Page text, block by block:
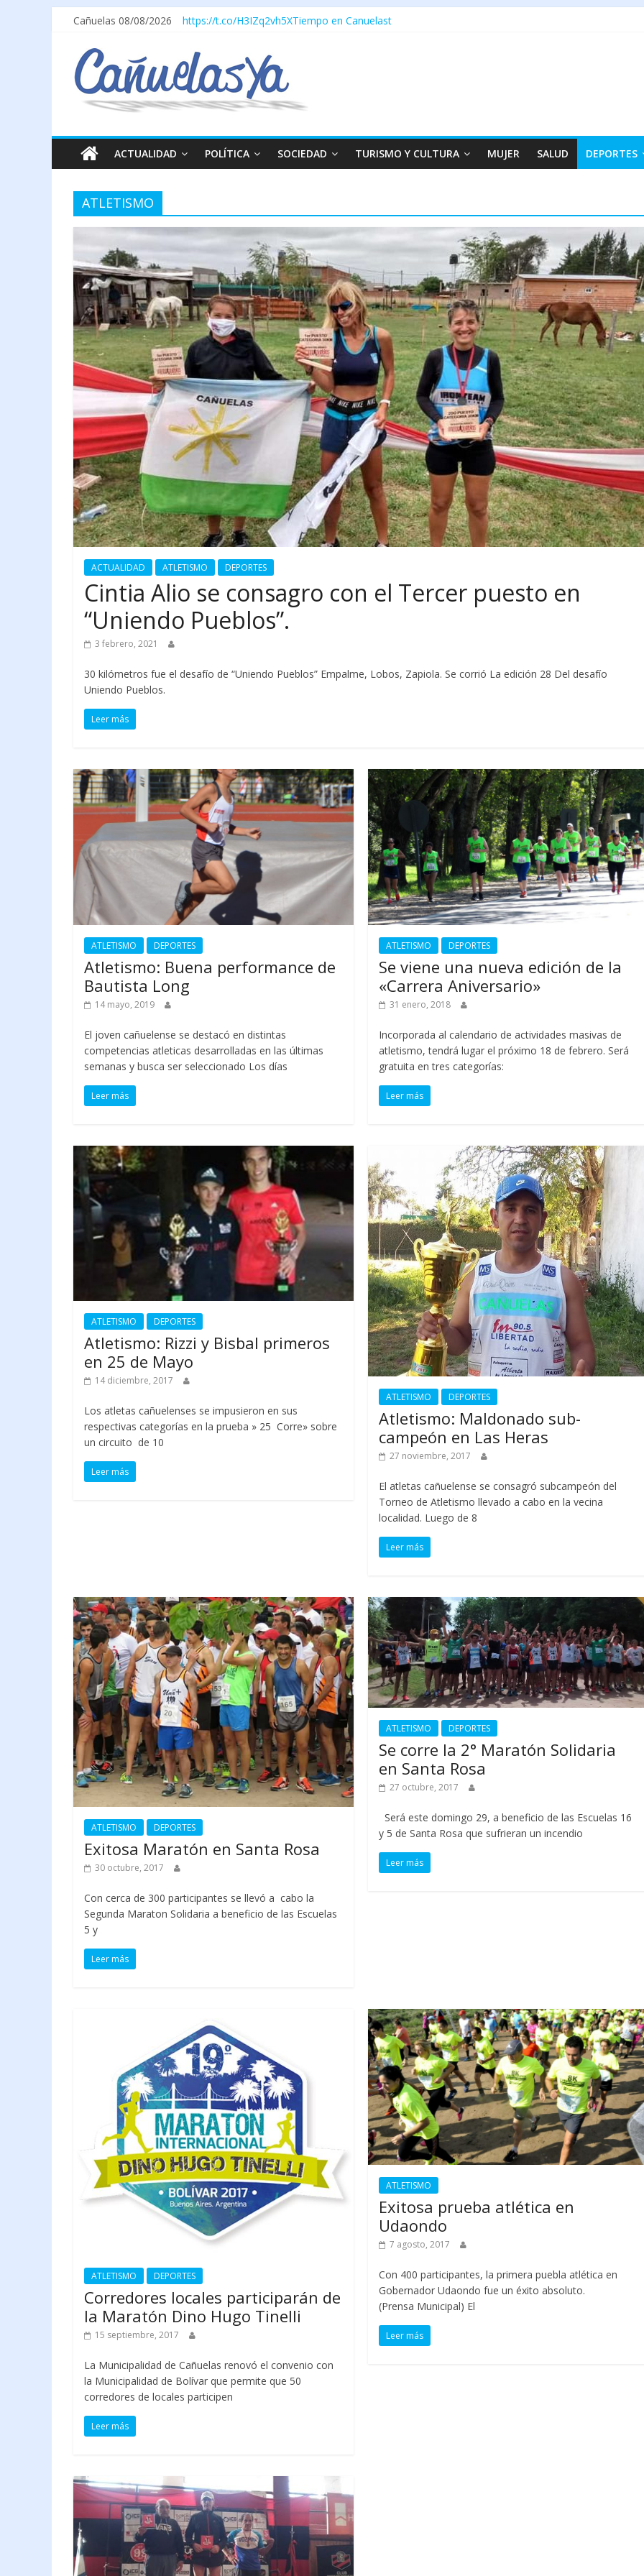
Cañuelas 08/08/2026 https://t.co/H3IZq2vh5XTiempo en Canuelast
ACTUALIDAD POLÍTICA SOCIEDAD TURISMO Y CULTURA MUJER SALUD DEPORTES
ATLETISMO
ACTUALIDAD ATLETISMO DEPORTES
Cintia Alio se consagro con el Tercer puesto en
“Uniendo Pueblos”.
3 febrero, 2021
30 kilómetros fue el desafío de “Uniendo Pueblos” Empalme, Lobos, Zapiola. Se corrió La edición 28 Del desafío
Uniendo Pueblos.
Leer más
ATLETISMO DEPORTES
Atletismo: Buena performance de
Bautista Long
14 mayo, 2019
El joven cañuelense se destacó en distintas
competencias atleticas desarrolladas en las últimas
semanas y busca ser seleccionado Los días
Leer más
ATLETISMO DEPORTES
Se viene una nueva edición de la
«Carrera Aniversario»
31 enero, 2018
Incorporada al calendario de actividades masivas de
atletismo, tendrá lugar el próximo 18 de febrero. Será
gratuita en tres categorías:
Leer más
ATLETISMO DEPORTES
Atletismo: Rizzi y Bisbal primeros
en 25 de Mayo
14 diciembre, 2017
Los atletas cañuelenses se impusieron en sus
respectivas categorías en la prueba » 25 Corre» sobre
un circuito de 10
Leer más
ATLETISMO DEPORTES
Atletismo: Maldonado sub-
campeón en Las Heras
27 noviembre, 2017
El atletas cañuelense se consagró subcampeón del
Torneo de Atletismo llevado a cabo en la vecina
localidad. Luego de 8
Leer más
ATLETISMO DEPORTES
Exitosa Maratón en Santa Rosa
30 octubre, 2017
Con cerca de 300 participantes se llevó a cabo la
Segunda Maraton Solidaria a beneficio de las Escuelas
5 y
Leer más
ATLETISMO DEPORTES
Se corre la 2° Maratón Solidaria
en Santa Rosa
27 octubre, 2017
Será este domingo 29, a beneficio de las Escuelas 16
y 5 de Santa Rosa que sufrieran un incendio
Leer más
ATLETISMO DEPORTES
Corredores locales participarán de
la Maratón Dino Hugo Tinelli
15 septiembre, 2017
La Municipalidad de Cañuelas renovó el convenio con
la Municipalidad de Bolívar que permite que 50
corredores de locales participen
Leer más
ATLETISMO
Exitosa prueba atlética en
Udaondo
7 agosto, 2017
Con 400 participantes, la primera puebla atlética en
Gobernador Udaondo fue un éxito absoluto.
(Prensa Municipal) El
Leer más